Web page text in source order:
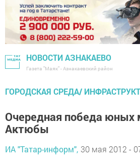
НОВОСТИ АЗНАКАЕВО
Газета "Маяк" - Азнакаевский район
ГОРОДСКАЯ СРЕДА/
Очередная победа юных
Актюбы
ИА "Татар-информ", 30 мая 2012 -